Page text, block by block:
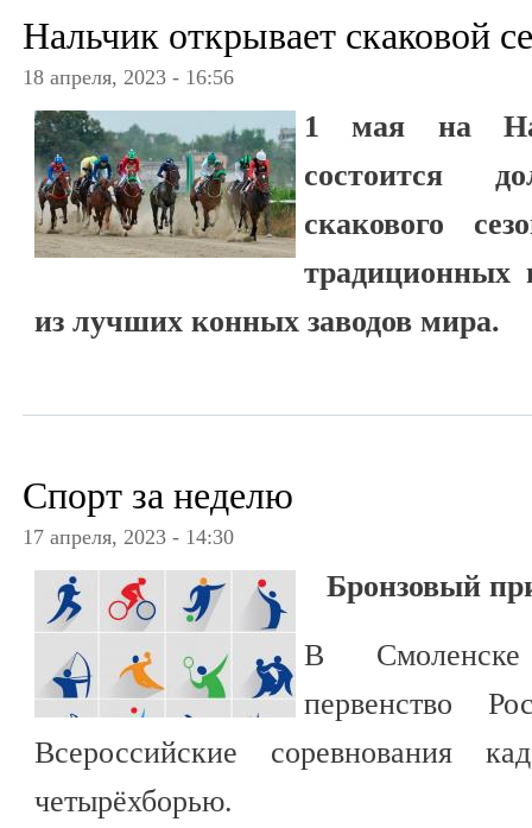
Нальчик открывает скаковой
18 апреля, 2023 - 16:56
1 мая на
состоится
скакового
традиционных
из лучших конных заводов мира.
Спорт за неделю
17 апреля, 2023 - 14:30
Бронзовый
В
первенство
Всероссийские соревнования
четырёхборью.